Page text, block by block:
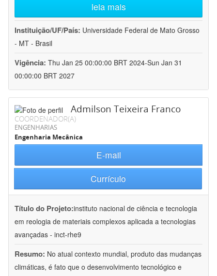
leia mais
Instituição/UF/País: Universidade Federal de Mato Grosso
- MT - Brasil
Vigência: Thu Jan 25 00:00:00 BRT 2024-Sun Jan 31
00:00:00 BRT 2027
Admilson Teixeira Franco
COORDENADOR(A)
ENGENHARIAS
Engenharia Mecânica
E-mail
Currículo
Título do Projeto:instituto nacional de ciência e tecnologia
em reologia de materiais complexos aplicada a tecnologias
avançadas - inct-rhe9
Resumo: No atual contexto mundial, produto das mudanças
climáticas, é fato que o desenvolvimento tecnológico e